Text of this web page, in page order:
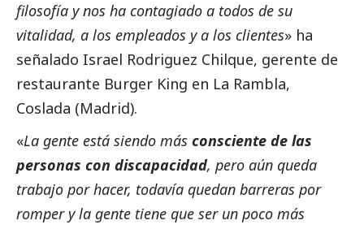
filosofía y nos ha contagiado a todos de su
vitalidad, a los empleados y a los clientes» ha
señalado Israel Rodriguez Chilque, gerente de
restaurante Burger King en La Rambla,
Coslada (Madrid).
«La gente está siendo más consciente de las
personas con discapacidad, pero aún queda
trabajo por hacer, todavía quedan barreras por
romper y la gente tiene que ser un poco más